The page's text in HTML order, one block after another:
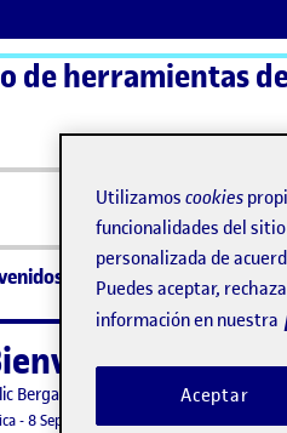
de herramientas
y bienvenidas!
y
por
Berga Carreras
-Fecha de publicación
8 Sep 2021 9 septiembre, 2021 2:49 pm
Utilizamos cookies
funcionalidades del
personalizada de
Puedes aceptar,
información en nuestra
Aceptar